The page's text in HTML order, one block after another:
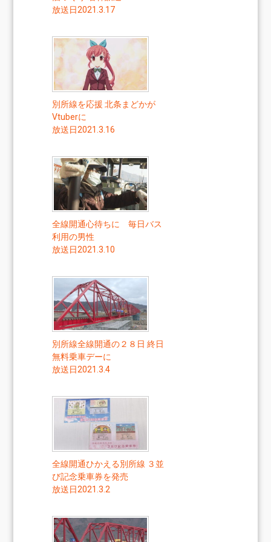
放送日2021.3.17
別所線を応援 北条まどかが
Vtuberに
放送日2021.3.16
全線開通心待ちに 毎日バス
利用の男性
放送日2021.3.10
別所線全線開通の２８日 終日
無料乗車デーに
放送日2021.3.4
全線開通ひかえる別所線 ３並
び記念乗車券を発売
放送日2021.3.2